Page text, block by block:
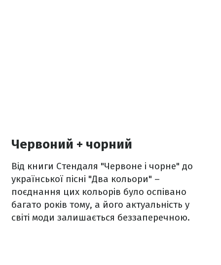
Червоний + чорний
Від книги Стендаля "Червоне і чорне" до
української пісні "Два кольори" –
поєднання цих кольорів було оспівано
багато років тому, а його актуальність у
світі моди залишається беззаперечною.